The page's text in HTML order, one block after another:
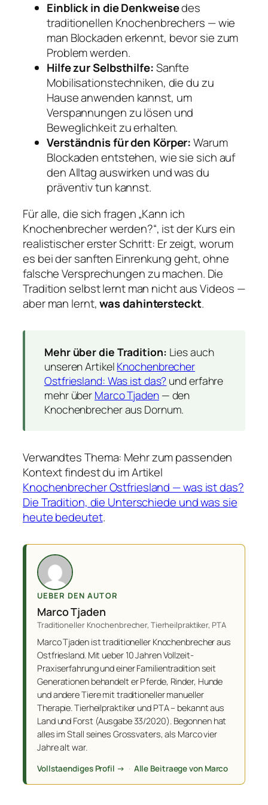
Einblick in die Denkweisedes
traditionellen Knochenbrechers — wie
man Blockaden erkennt, bevor sie zum
Problem werden.
Hilfe zur Selbsthilfe:Sanfte
Mobilisationstechniken, die du zu
Hause anwenden kannst, um
Verspannungen zu lösen und
Beweglichkeit zu erhalten.
Verständnis für den Körper:Warum
Blockaden entstehen, wie sie sich auf
den Alltag auswirken und was du
präventiv tun kannst.
Für alle, die sich fragen „Kann ich
Knochenbrecher werden?“, ist der Kurs ein
realistischer erster Schritt: Er zeigt, worum
es bei der sanften Einrenkung geht, ohne
falsche Versprechungen zu machen. Die
Tradition selbst lernt man nicht aus Videos —
aber man lernt,was dahintersteckt.
Mehr über die Tradition: Lies auch
unseren Artikel Knochenbrecher
Ostfriesland: Was ist das? und erfahre
mehr über Marco Tjaden— den
Knochenbrecher aus Dornum.
Verwandtes Thema: Mehr zum passenden
Kontext findest du im Artikel
Knochenbrecher Ostfriesland — was ist das?
Die Tradition, die Unterschiede und was sie
heute bedeutet.
UEBER DEN AUTOR
Marco Tjaden
Traditioneller Knochenbrecher, Tierheilpraktiker, PTA
Marco Tjaden ist traditioneller Knochenbrecher aus
Ostfriesland. Mit ueber 10 Jahren Vollzeit-
Praxiserfahrung und einer Familientradition seit
Generationen behandelt er Pferde, Rinder, Hunde
und andere Tiere mit traditioneller manueller
Therapie. Tierheilpraktiker und PTA – bekannt aus
Land und Forst (Ausgabe 33/2020). Begonnen hat
alles im Stall seines Grossvaters, als Marco vier
Jahre alt war.
Vollstaendiges Profil → · Alle Beitraege von Marco